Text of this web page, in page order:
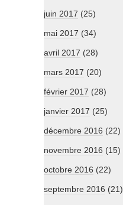
juin 2017 (25)
mai 2017 (34)
avril 2017 (28)
mars 2017 (20)
février 2017 (28)
janvier 2017 (25)
décembre 2016 (22)
novembre 2016 (15)
octobre 2016 (22)
septembre 2016 (21)